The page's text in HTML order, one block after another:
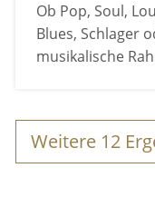
Ob Pop, Soul,
Blues, Schlager
musikalische
Weitere 12